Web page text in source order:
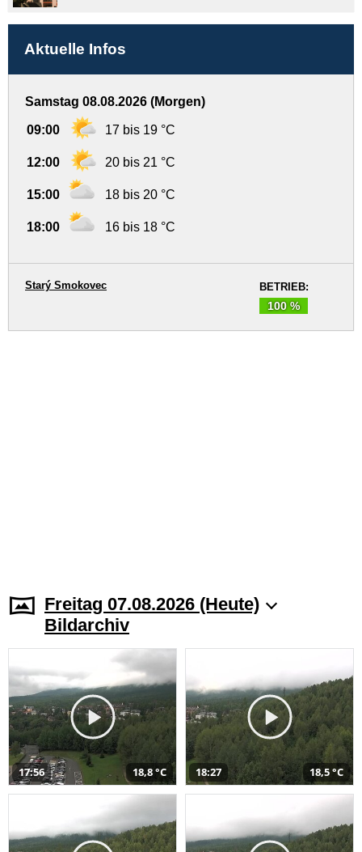
Aktuelle Infos
Samstag 08.08.2026 (Morgen)
09:00 17 bis 19 °C
12:00 20 bis 21 °C
15:00 18 bis 20 °C
18:00 16 bis 18 °C
BETRIEB:
100 %
Starý Smokovec
Freitag 07.08.2026 (Heute)
Bildarchiv
17:56 18,8 °C 18:27 18,5 °C